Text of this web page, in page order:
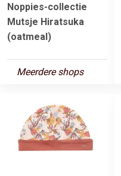
Noppies-collectie
Mutsje Hiratsuka
(oatmeal)
Meerdere shops